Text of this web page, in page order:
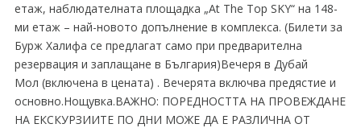
етаж, наблюдателната площадка „At The Top SKY“ на 148-
ми етаж – най-новото допълнение в комплекса. (Билети за
Бурж Халифа се предлагат само при предварителна
резервация и заплащане в България)Вечеря в Дубай
Мол (включена в цената) . Вечерята включва предястиe и
основно.Нощувка.ВАЖНО: ПОРЕДНОСТТА НА ПРОВЕЖДАНЕ
НА ЕКСКУРЗИИТЕ ПО ДНИ МОЖЕ ДА Е РАЗЛИЧНА ОТ